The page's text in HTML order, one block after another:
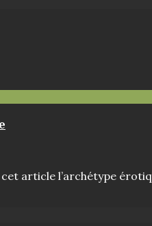
article l’archétype